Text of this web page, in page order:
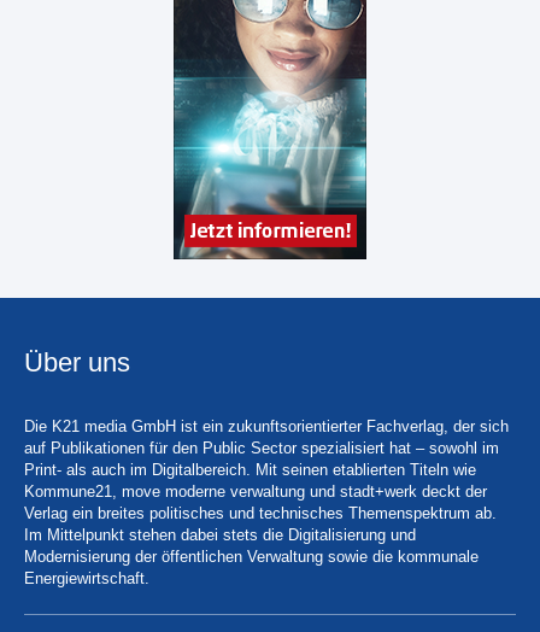
Über uns
Die K21 media GmbH ist ein zukunftsorientierter Fachverlag, der sich
auf Publikationen für den Public Sector spezialisiert hat – sowohl im
Print- als auch im Digitalbereich. Mit seinen etablierten Titeln wie
Kommune21, move moderne verwaltung und stadt+werk deckt der
Verlag ein breites politisches und technisches Themenspektrum ab.
Im Mittelpunkt stehen dabei stets die Digitalisierung und
Modernisierung der öffentlichen Verwaltung sowie die kommunale
Energiewirtschaft.